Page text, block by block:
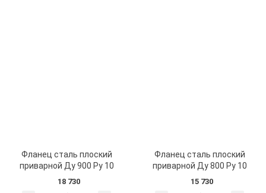
Фланец сталь плоский
приварной Ду 900 Ру 10
18 730
Фланец сталь плоский
приварной Ду 800 Ру 10
15 730